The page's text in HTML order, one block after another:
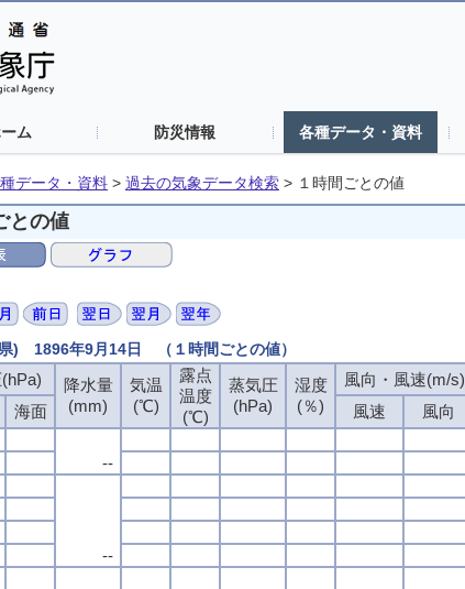
ム 防災情報 各種データ・資料
データ・資料 > 過去の気象データ検索 > １時間ごとの値
との値
) 1896年9月14日 （１時間ごとの値）
降水量
(mm)
気温
(℃)
露点
温度
(℃)
蒸気圧
(hPa)
湿度
(％)
風向・風速(m/s)
海面 風速 風向
--
--